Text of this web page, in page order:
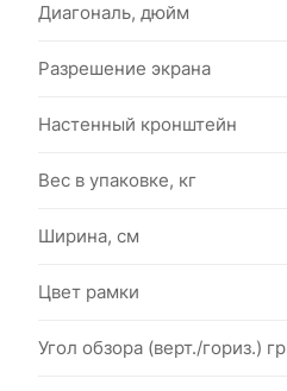
Диагональ, дюйм
Разрешение экрана
Настенный кронштейн
Вес в упаковке, кг
Ширина, см
Цвет рамки
Угол обзора (верт./гориз.) гр